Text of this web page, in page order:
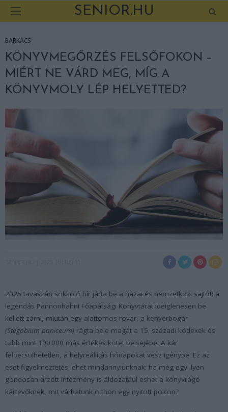
SENIOR.HU
BARKÁCS
KÖNYVMEGŐRZÉS FELSŐFOKON –
MIÉRT NE VÁRD MEG, MÍG A
KÖNYVMOLY LÉP HELYETTED?
2025 tavaszán sokkoló hír járta be a hazai és nemzetközi sajtót: a
legendás Pannonhalmi Főapátsági Könyvtárat ideiglenesen be
kellett zárni, miután egy alattomos rovar, a kenyérbogár
(Stegobium paniceum) rágta bele magát a 15. századi kódexek és
több mint 100 000 más értékes kötet belsejébe. A kár
felbecsülhetetlen, a helyreállítás hónapokat vesz igénybe. Ez az
eset figyelmeztetés lehet mindannyiunknak: ha még egy ilyen
gondosan őrzött intézmény is áldozatául eshet a könyvrágó
kártevőknek, mit várhatunk otthon egy nyitott polcon?